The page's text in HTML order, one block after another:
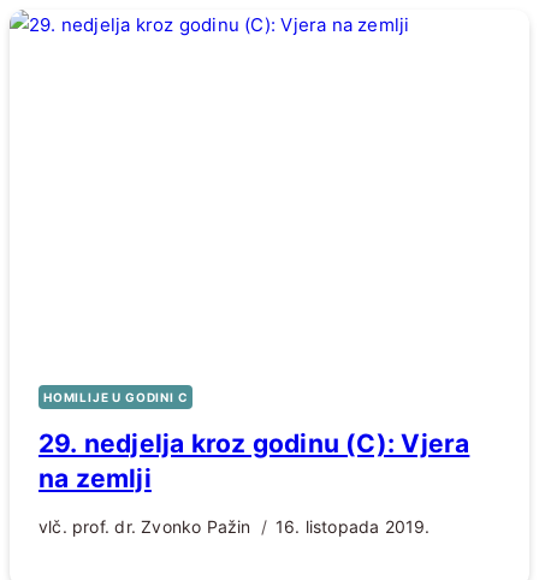
HOMILIJE U GODINI C
29. nedjelja kroz godinu (C): Vjera
na zemlji
vlč. prof. dr. Zvonko Pažin 16. listopada 2019.